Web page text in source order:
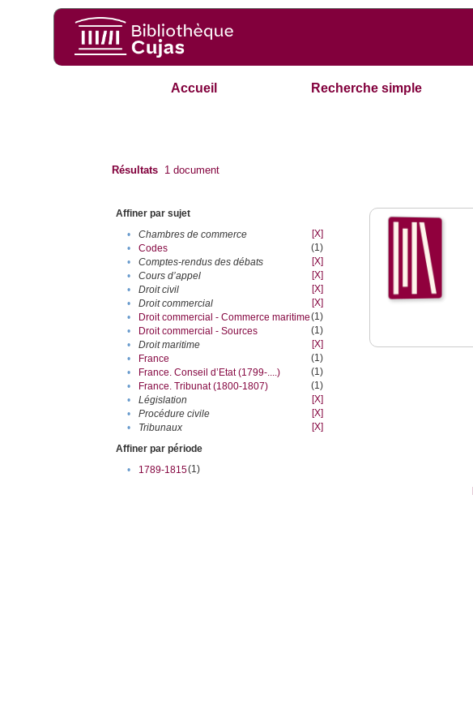
Accueil Recherche simple
Résultats 1 document
Affiner par sujet
•
Chambres de commerce
[X]
•
Codes
(1)
•
Comptes-rendus des débats
[X]
•
Cours d’appel
[X]
•
Droit civil
[X]
•
Droit commercial
[X]
•
Droit commercial - Commerce maritime(1)
•
Droit commercial - Sources
(1)
•
Droit maritime
[X]
•
France
(1)
•
France. Conseil d’Etat (1799-....)
(1)
•
France. Tribunat (1800-1807)
(1)
•
Législation
[X]
•
Procédure civile
[X]
•
Tribunaux
[X]
Affiner par période
•
1789-1815(1)